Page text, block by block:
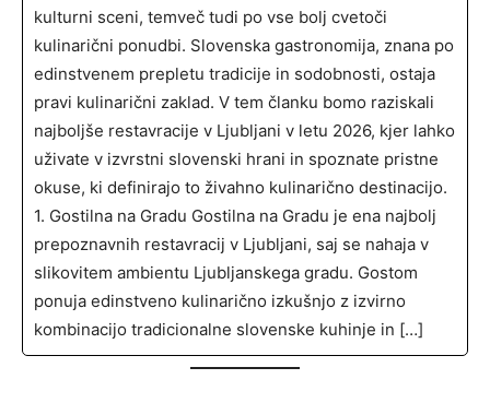
kulturni sceni, temveč tudi po vse bolj cvetoči
kulinarični ponudbi. Slovenska gastronomija, znana po
edinstvenem prepletu tradicije in sodobnosti, ostaja
pravi kulinarični zaklad. V tem članku bomo raziskali
najboljše restavracije v Ljubljani v letu 2026, kjer lahko
uživate v izvrstni slovenski hrani in spoznate pristne
okuse, ki definirajo to živahno kulinarično destinacijo.
1. Gostilna na Gradu Gostilna na Gradu je ena najbolj
prepoznavnih restavracij v Ljubljani, saj se nahaja v
slikovitem ambientu Ljubljanskega gradu. Gostom
ponuja edinstveno kulinarično izkušnjo z izvirno
kombinacijo tradicionalne slovenske kuhinje in […]